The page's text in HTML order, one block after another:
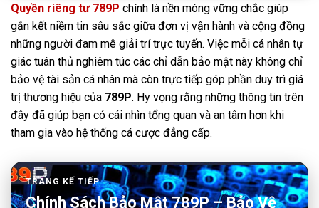
Quyền riêng tư 789P chính là nền móng vững chắc giúp
gắn kết niềm tin sâu sắc giữa đơn vị vận hành và cộng đồng
những người đam mê giải trí trực tuyến. Việc mỗi cá nhân tự
giác tuân thủ nghiêm túc các chỉ dẫn bảo mật này không chỉ
bảo vệ tài sản cá nhân mà còn trực tiếp góp phần duy trì giá
trị thương hiệu của 789P. Hy vọng rằng những thông tin trên
đây đã giúp bạn có cái nhìn tổng quan và an tâm hơn khi
tham gia vào hệ thống cá cược đẳng cấp.
TRANG KẾ TIẾP
Chính Sách Bảo Mật 789P – Bảo Vệ